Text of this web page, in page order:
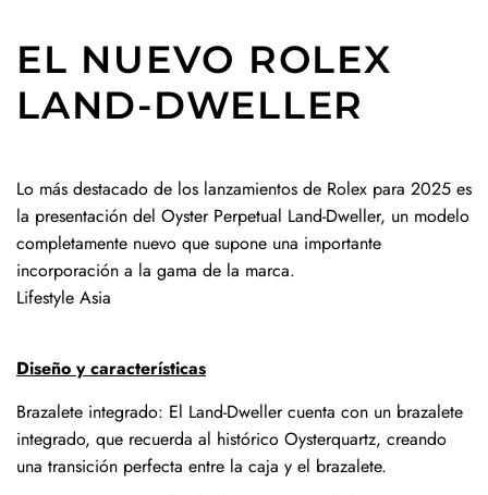
EL NUEVO ROLEX
LAND-DWELLER
Lo más destacado de los lanzamientos de Rolex para 2025 es
la presentación del Oyster Perpetual Land-Dweller, un modelo
completamente nuevo que supone una importante
incorporación a la gama de la marca.
Lifestyle Asia
Diseño y características
Brazalete integrado: El Land-Dweller cuenta con un brazalete
integrado, que recuerda al histórico Oysterquartz, creando
una transición perfecta entre la caja y el brazalete.